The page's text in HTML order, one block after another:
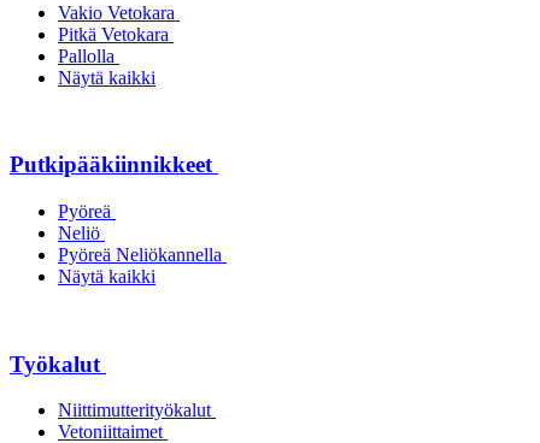
Vakio Vetokara
Pitkä Vetokara
Pallolla
Näytä kaikki
Putkipääkiinnikkeet
Pyöreä
Neliö
Pyöreä Neliökannella
Näytä kaikki
Työkalut
Niittimutterityökalut
Vetoniittaimet